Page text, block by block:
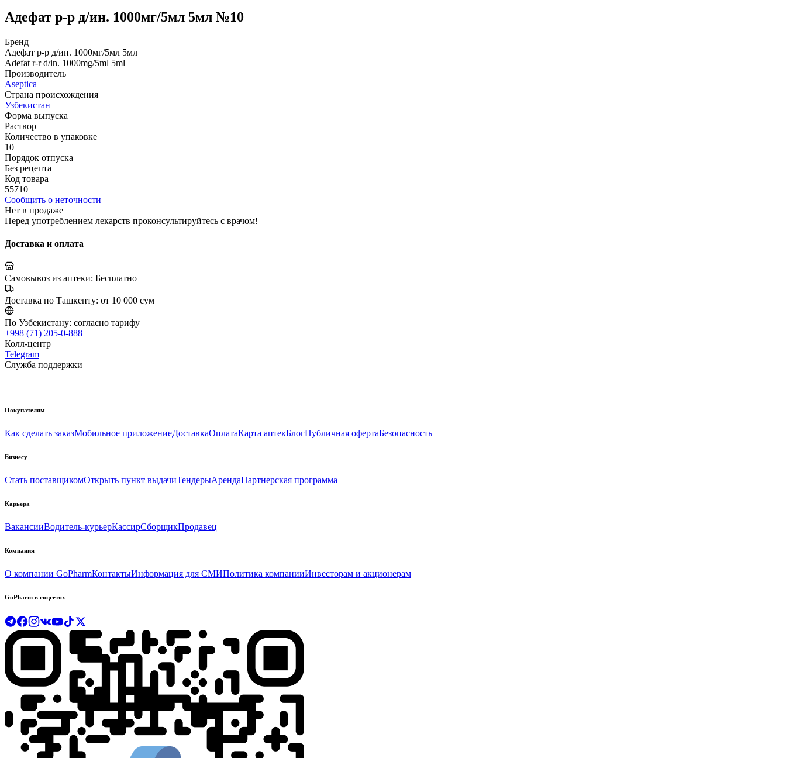
Адефат р-р д/ин. 1000мг/5мл 5мл №10
Бренд
Адефат р-р д/ин. 1000мг/5мл 5мл
Adefat r-r d/in. 1000mg/5ml 5ml
Производитель
Aseptica
Страна происхождения
Узбекистан
Форма выпуска
Раствор
Количество в упаковке
10
Порядок отпуска
Без рецепта
Код товара
55710
Сообщить о неточности
Нет в продаже
Перед употреблением лекарств проконсультируйтесь с врачом!
Доставка и оплата
Самовывоз из аптеки: Бесплатно
Доставка по Ташкенту: от 10 000 сум
По Узбекистану: согласно тарифу
+998 (71) 205-0-888
Колл-центр
Telegram
Служба поддержки
Покупателям
Как сделать заказМобильное приложениеДоставкаОплатаКарта аптекБлогПубличная офертаБезопасность
Бизнесу
Стать поставщикомОткрыть пункт выдачиТендерыАрендаПартнерская программа
Карьера
ВакансииВодитель-курьерКассирСборщикПродавец
Компания
О компании GoPharmКонтактыИнформация для СМИПолитика компанииИнвесторам и акционерам
GoPharm в соцсетях